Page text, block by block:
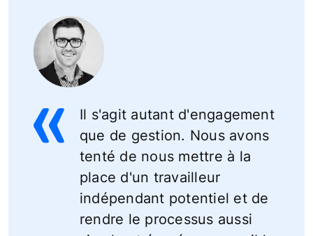
Il s'agit autant d'engagement
que de gestion. Nous avons
tenté de nous mettre à la
place d'un travailleur
indépendant potentiel et de
rendre le processus aussi